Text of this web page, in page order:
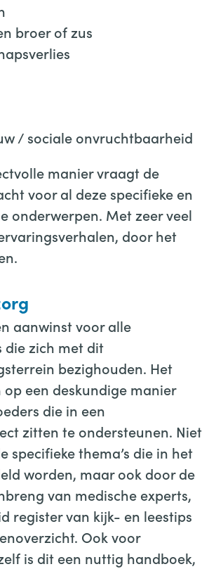
broer of zus
/ sociale onvruchtbaarheid
manier vraagt de
voor al deze specifieke en
onderwerpen. Met zeer veel
door het
aanwinst voor alle
die zich met dit
bezighouden. Het
een deskundige manier
die in een
zitten te ondersteunen. Niet
specifieke thema’s die in het
worden, maar ook door de
van medische experts,
register van kijk- en leestips
Ook voor
is dit een nuttig handboek,